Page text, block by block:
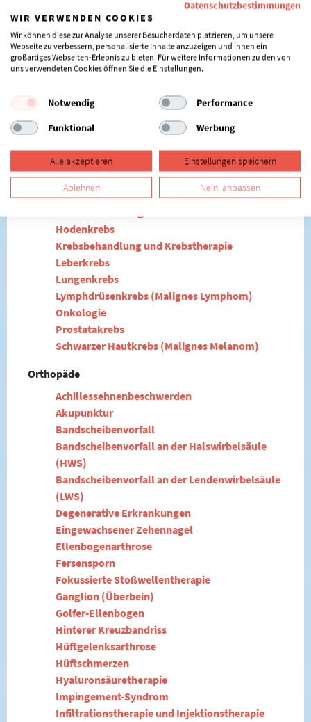
Rückenschmerzen
Onkologe
Blasenkrebs
Blutkrebs (Leukämie)
Brustkrebs (Mammakarzinom)
Eierstockkrebs
Gutartige Prostatavergrößerung
Hautkrebs
Hodenkrebs
Krebsbehandlung und Krebstherapie
Leberkrebs
Lungenkrebs
Lymphdrüsenkrebs (Malignes Lymphom)
Onkologie
Prostatakrebs
Schwarzer Hautkrebs (Malignes Melanom)
Orthopäde
Achillessehnenbeschwerden
Akupunktur
Bandscheibenvorfall
Bandscheibenvorfall an der Halswirbelsäule
(HWS)
Bandscheibenvorfall an der Lendenwirbelsäule
(LWS)
Degenerative Erkrankungen
Eingewachsener Zehennagel
Ellenbogenarthrose
Fersensporn
Fokussierte Stoßwellentherapie
Ganglion (Überbein)
Golfer-Ellenbogen
Hinterer Kreuzbandriss
Hüftgelenksarthrose
Hüftschmerzen
Hyaluronsäuretherapie
Impingement-Syndrom
Infiltrationstherapie und Injektionstherapie
Datenschutzbestimmungen
WIR VERWENDEN COOKIES
Wir können diese zur Analyse unserer Besucherdaten platzieren, um unsere
Webseite zu verbessern, personalisierte Inhalte anzuzeigen und Ihnen ein
großartiges Webseiten-Erlebnis zu bieten. Für weitere Informationen zu den von
uns verwendeten Cookies öffnen Sie die Einstellungen.
Notwendig
Performance
Funktional
Werbung
Alle akzeptieren Einstellungen speichern
Ablehnen Nein, anpassen